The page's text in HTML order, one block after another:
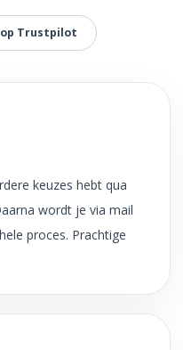
Trustpilot
keuzes hebt qua
wordt je via mail
proces. Prachtige